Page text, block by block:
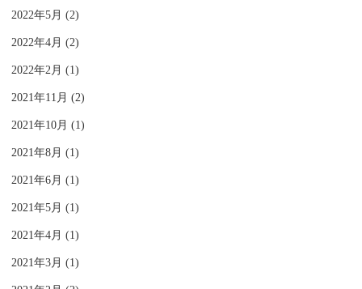
2022年5月 (2)
2022年4月 (2)
2022年2月 (1)
2021年11月 (2)
2021年10月 (1)
2021年8月 (1)
2021年6月 (1)
2021年5月 (1)
2021年4月 (1)
2021年3月 (1)